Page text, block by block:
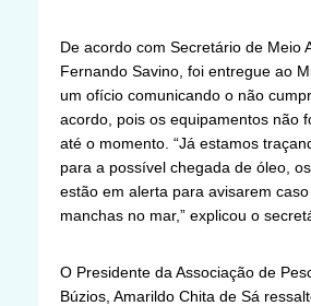
De acordo com Secretário de Meio
Fernando Savino, foi entregue ao
um ofício comunicando o não
acordo, pois os equipamentos não
até o momento. “Já estamos
para a possível chegada de óleo,
estão em alerta para avisarem
manchas no mar,” explicou o
O Presidente da Associação de
Búzios, Amarildo Chita de Sá